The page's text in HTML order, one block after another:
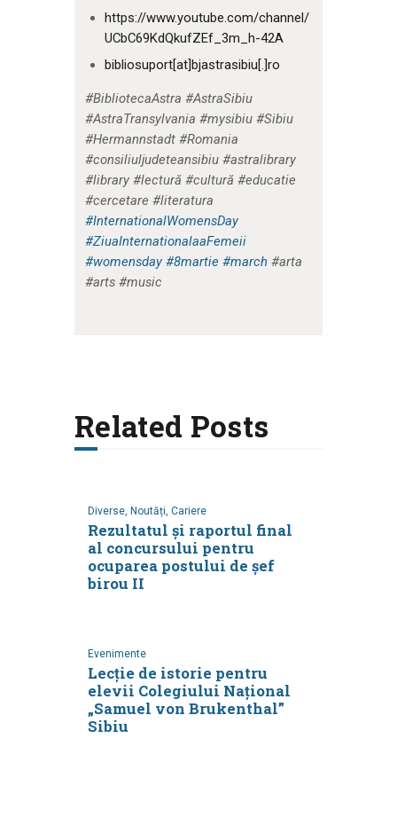
https://www.youtube.com/channel/
UCbC69KdQkufZEf_3m_h-42A
bibliosuport[at]bjastrasibiu[.]ro
#BibliotecaAstra #AstraSibiu
#AstraTransylvania #mysibiu #Sibiu
#Hermannstadt #Romania
#consiliuljudeteansibiu #astralibrary
#library #lectură #cultură #educatie
#cercetare #literatura
#InternationalWomensDay
#ZiuaInternationalaaFemeii
#womensday #8martie #march #arta
#arts #music
Related Posts
Diverse, Noutăți, Cariere
Rezultatul și raportul final
al concursului pentru
ocuparea postului de şef
birou II
Evenimente
Lecție de istorie pentru
elevii Colegiului Național
„Samuel von Brukenthal”
Sibiu